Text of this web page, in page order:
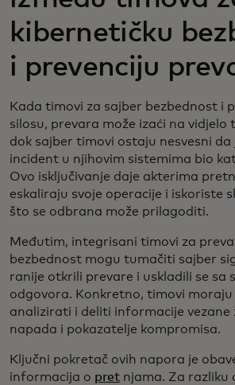
kibernetičku
i prevenciju
Kada timovi za sajber bezbednost i
silosu, prevara može izaći na vidjelo
dok sajber timovi ostaju nesvesni da
incident u njihovim sistemima bio
Ovo isključivanje daje akterima
eskaliraju svoje operacije i iskoriste
što se odbrana može prilagoditi.
Međutim, integrisani timovi za
bezbednost mogu tumačiti sajber
ranije otkrili prevare i uskladili se sa
odgovora. Konkretno, timovi
analizirati i deliti informacije vezane
napada i pokazatelje kompromisa.
Ključni pokretač ovih napora je
informacija o pretnjama. Za razliku